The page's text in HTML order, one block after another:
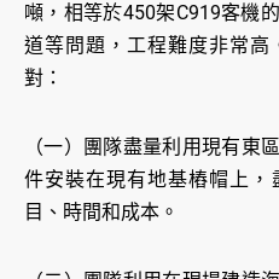
噸，相等於450架C919客機
道等問題，工程難度非常
對：
（一）團隊盡量利用現有東
件安裝在現有地基樁帽上
目、時間和成本。